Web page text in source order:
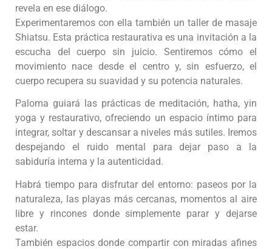
revela en ese diálogo.
Experimentaremos con ella también un taller de masaje
Shiatsu. Esta práctica restaurativa es una invitación a la
escucha del cuerpo sin juicio. Sentiremos cómo el
movimiento nace desde el centro y, sin esfuerzo, el
cuerpo recupera su suavidad y su potencia naturales.
Paloma guiará las prácticas de meditación, hatha, yin
yoga y restaurativo, ofreciendo un espacio íntimo para
integrar, soltar y descansar a niveles más sutiles. Iremos
despejando el ruido mental para dejar paso a la
sabiduría interna y la autenticidad.
Habrá tiempo para disfrutar del entorno: paseos por la
naturaleza, las playas más cercanas, momentos al aire
libre y rincones donde simplemente parar y dejarse
estar.
También espacios donde compartir con miradas afines